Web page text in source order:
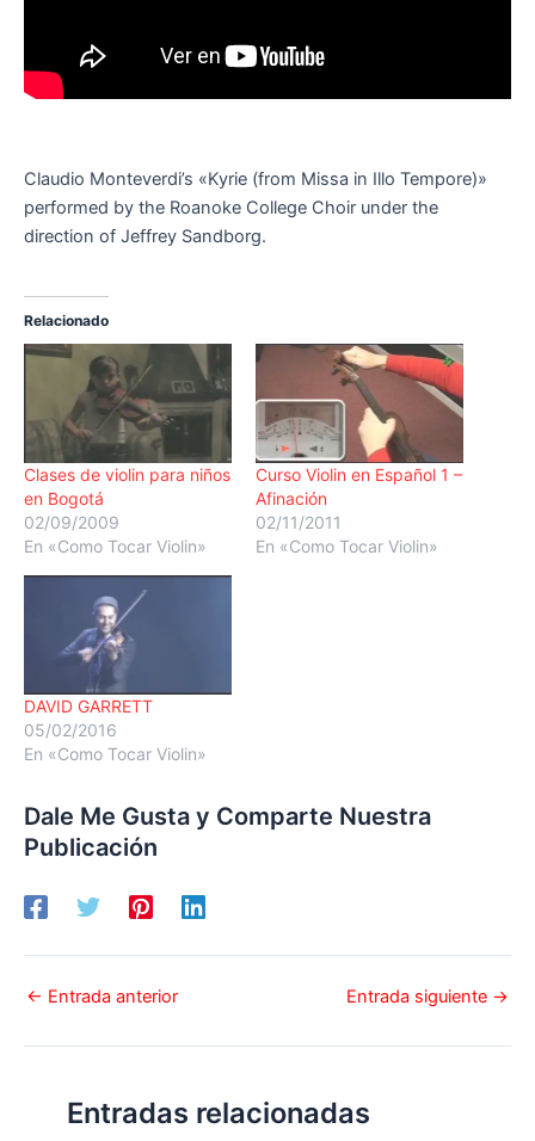
Claudio Monteverdi’s «Kyrie (from Missa in Illo Tempore)»
performed by the Roanoke College Choir under the
direction of Jeffrey Sandborg.
Relacionado
Clases de violin para niños
en Bogotá
02/09/2009
En «Como Tocar Violin»
Curso Violin en Español 1 –
Afinación
02/11/2011
En «Como Tocar Violin»
DAVID GARRETT
05/02/2016
En «Como Tocar Violin»
Dale Me Gusta y Comparte Nuestra
Publicación
← Entrada anterior Entrada siguiente →
Entradas relacionadas